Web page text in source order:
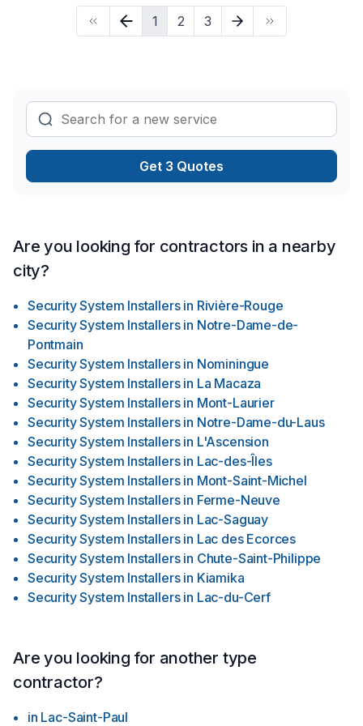
de surveillance à réponse rapide 24 heures sur 24, 7 jours
sur 7, garantissant une action immédiate dans toutes les
systems, and camera systems with remote viewing
capabilities. Our commitment to your safety is unwavering. We
offer rapid response monitoring services 24/7, ensuring
immediate action in any situation."
1 2 3
Get 3 Quotes
Are you looking for contractors in a nearby
city?
Security System Installers in Rivière-Rouge
Security System Installers in Notre-Dame-de-
Pontmain
Security System Installers in Nominingue
Security System Installers in La Macaza
Security System Installers in Mont-Laurier
Security System Installers in Notre-Dame-du-Laus
Security System Installers in L'Ascension
Security System Installers in Lac-des-Îles
Security System Installers in Mont-Saint-Michel
Security System Installers in Ferme-Neuve
Security System Installers in Lac-Saguay
Security System Installers in Lac des Ecorces
Security System Installers in Chute-Saint-Philippe
Security System Installers in Kiamika
Security System Installers in Lac-du-Cerf
Are you looking for another type
contractor?
in Lac-Saint-Paul